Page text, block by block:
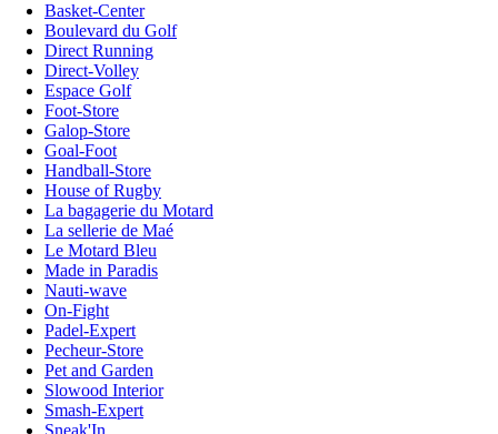
Basket-Center
Boulevard du Golf
Direct Running
Direct-Volley
Espace Golf
Foot-Store
Galop-Store
Goal-Foot
Handball-Store
House of Rugby
La bagagerie du Motard
La sellerie de Maé
Le Motard Bleu
Made in Paradis
Nauti-wave
On-Fight
Padel-Expert
Pecheur-Store
Pet and Garden
Slowood Interior
Smash-Expert